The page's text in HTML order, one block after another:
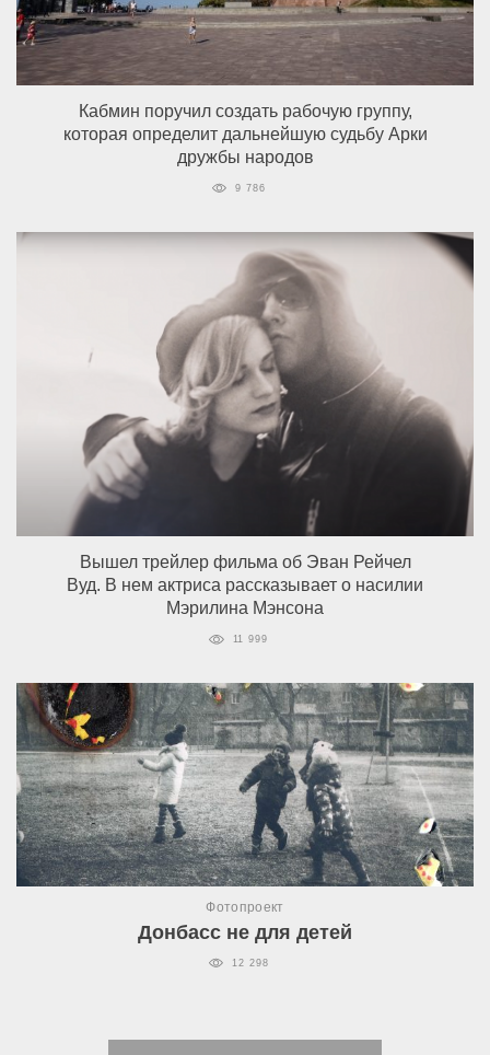
Кабмин поручил создать рабочую группу,
которая определит дальнейшую судьбу Арки
дружбы народов
9 786
Вышел трейлер фильма об Эван Рейчел
Вуд. В нем актриса рассказывает о насилии
Мэрилина Мэнсона
11 999
Фотопроект
Донбасс не для детей
12 298